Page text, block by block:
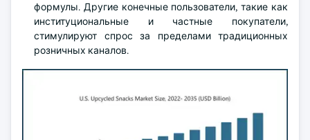
формулы. Другие конечные пользователи, такие как
институциональные и частные покупатели,
стимулируют спрос за пределами традиционных
розничных каналов.